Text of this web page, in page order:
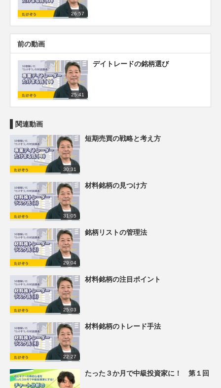
26:57
前の動画
25:41
デイトレードの銘柄選び
関連動画
30:31
短期売買の戦略と考え方
31:05
材料銘柄の見つけ方
29:04
銘柄リストの管理法
25:03
材料銘柄の注目ポイント
22:27
材料銘柄のトレード手法
たった３か月で中級投資家に！ 第１回